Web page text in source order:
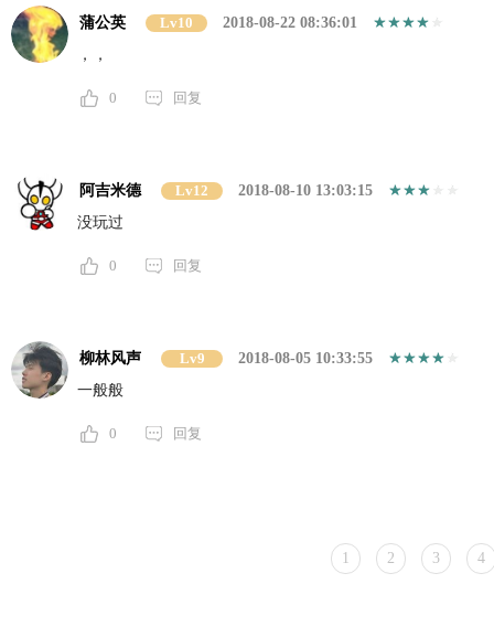
蒲公英 Lv10
2018-08-22 08:36:01
，，
0 回复
阿吉米德 Lv12
2018-08-10 13:03:15
没玩过
0 回复
柳林风声 Lv9
2018-08-05 10:33:55
一般般
0 回复
1 2 3 4